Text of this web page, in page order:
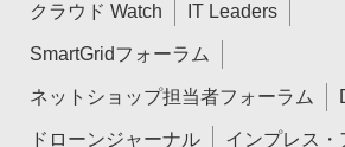
クラウド Watch IT Leaders
SmartGridフォーラム
ネットショップ担当者フォーラム
ドローンジャーナル インプレス・